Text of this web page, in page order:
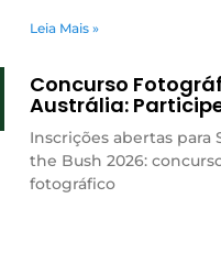
Leia Mais »
Concurso
Austrália:
Inscrições abertas para
the Bush 2026:
fotográfico